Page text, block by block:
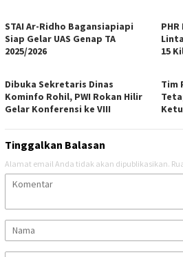
STAI Ar-Ridho Bagansiapiapi
Siap Gelar UAS Genap TA
2025/2026
15
Dibuka Sekretaris Dinas
Kominfo Rohil, PWI Rokan Hilir
Gelar Konferensi ke VIII
Tim
Tinggalkan Balasan
Alamat email Anda tidak akan dipublikasikan.